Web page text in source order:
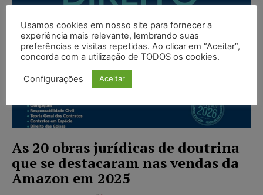
As 20 obras jurídicas de doutrina
que se destacaram nas vendas da
Amazon em 2025
Usamos cookies em nosso site para fornecer a
experiência mais relevante, lembrando suas
preferências e visitas repetidas. Ao clicar em “Aceitar”,
concorda com a utilização de TODOS os cookies.
Configurações Aceitar